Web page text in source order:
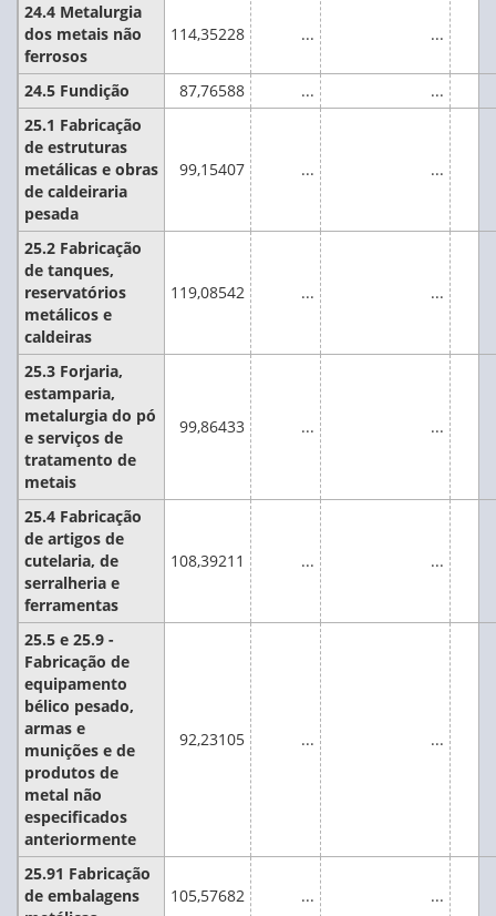
24.4 Metalurgia
dos metais não
ferrosos
114,35228 ... ...
24.5 Fundição 87,76588 ...
...
25.1 Fabricação
de estruturas
metálicas e obras
de caldeiraria
pesada
99,15407 ... ...
25.2 Fabricação
de tanques,
reservatórios
metálicos e
caldeiras
119,08542 ... ...
25.3 Forjaria,
estamparia,
metalurgia do pó
e serviços de
tratamento de
metais
99,86433 ... ...
25.4 Fabricação
de artigos de
cutelaria, de
serralheria e
ferramentas
108,39211 ... ...
25.5 e 25.9 -
Fabricação de
equipamento
bélico pesado,
armas e
munições e de
produtos de
metal não
especificados
anteriormente
92,23105 ... ...
25.91 Fabricação
de embalagens
105,57682 ... ...